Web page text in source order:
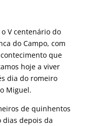
V centenário do
do Campo, com
que
hoje a viver
dia do romeiro
Miguel.
de quinhentos
depois da